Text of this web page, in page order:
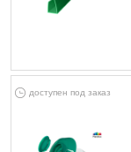
доступен под заказ